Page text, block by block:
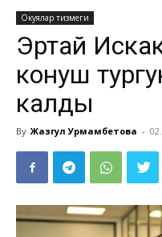
Окуялар тизмеги
Эртай
конуш
калды
By Жазгул Урмамбетова -